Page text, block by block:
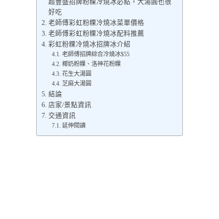
超豐盛招牌粉粿冷燒冰必點，大湯圓也很
好吃
老師傅彩虹粉粿冷燒冰菜單價格
老師傅彩虹粉粿冷燒冰配料推薦
彩虹粉粿冷燒冰招牌冰介紹
老師傅招牌綜合冷燒冰$55
椰奶粉粿、洛神花粉粿
花生大湯圓
芝麻大湯圓
結論
店家/景點資訊
交通資訊
延伸閱讀